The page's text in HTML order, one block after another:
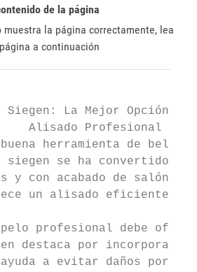
de la página
muestra la página correctamente, lea
a continuación
Siegen: La Mejor Opción
Alisado Profesional
buena herramienta de
siegen se ha convertido
y con acabado de salón
un alisado eficiente
pelo profesional debe
destaca por incorporar
a evitar daños por